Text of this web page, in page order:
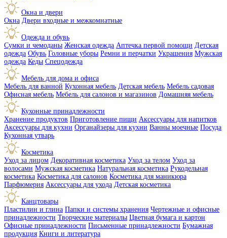
Окна и двери
Окна Двери входные и межкомнатные
Одежда и обувь
Сумки и чемоданы Женская одежда Аптечка первой помощи Детская
одежда Обувь Головные уборы Ремни и перчатки Украшения Мужская
одежда Кеды Спецодежда
Мебель для дома и офиса
Мебель для ванной Кухонная мебель Детская мебель Мебель садовая
Офисная мебель Мебель для салонов и магазинов Домашняя мебель
Кухонные принадлежности
Хранение продуктов Приготовление пищи Аксессуары для напитков
Аксессуары для кухни Органайзеры для кухни Ванны моечные Посуда
Кухонная утварь
Косметика
Уход за лицом Декоративная косметика Уход за телом Уход за
волосами Мужская косметика Натуральная косметика Рукодельная
косметика Косметика для салонов Косметика для маникюра
Парфюмерия Аксессуары для ухода Детская косметика
Канцтовары
Пластилин и глина Папки и системы хранения Чертежные и офисные
принадлежности Творческие материалы Цветная бумага и картон
Офисные принадлежности Письменные принадлежности Бумажная
продукция Книги и литература